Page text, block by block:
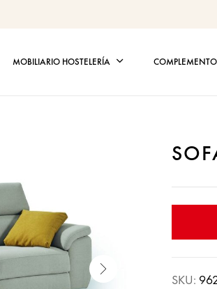
MOBILIARIO HOSTELERÍA
SKU: